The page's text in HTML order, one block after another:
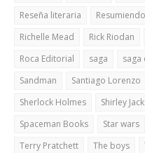
Reseña literaria
Richelle Mead
Rick Riodan
Roca Editorial
saga saga
Sandman
Santiago Lorenzo
Sherlock Holmes
Shirley
Spaceman Books
Star wars
Terry Pratchett
The boys